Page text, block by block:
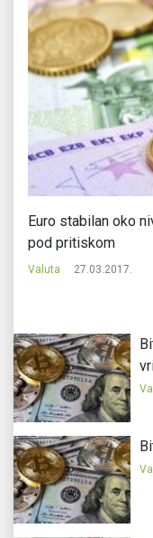
Euro stabilan oko
pod pritiskom
Valuta 27.03.2017.